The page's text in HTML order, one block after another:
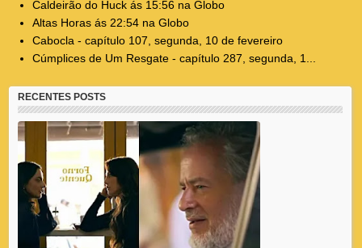
Caldeirão do Huck ás 15:56 na Globo
Altas Horas ás 22:54 na Globo
Cabocla - capítulo 107, segunda, 10 de fevereiro
Cúmplices de Um Resgate - capítulo 287, segunda, 1...
RECENTES POSTS